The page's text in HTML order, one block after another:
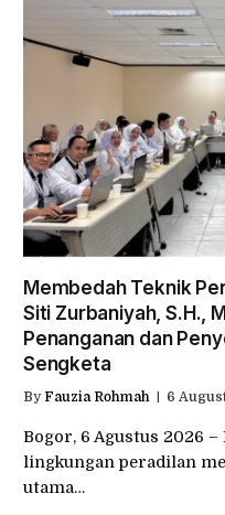
Membedah Teknik
Siti Zurbaniyah, S.H.,
Penanganan dan
Sengketa
By Fauzia Rohmah 6
Bogor, 6 Agustus 2026
lingkungan peradilan
utama…